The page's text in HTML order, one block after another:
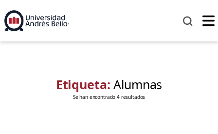
Etiqueta:Alumnas
Se han encontrado 4 resultados